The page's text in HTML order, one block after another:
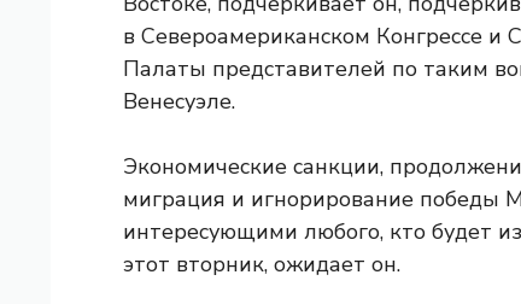
в Североамериканском Конгрессе
Палаты представителей по таким
Венесуэле.
Экономические санкции,
миграция и игнорирование победы
интересующими любого, кто будет
этот вторник, ожидает он.